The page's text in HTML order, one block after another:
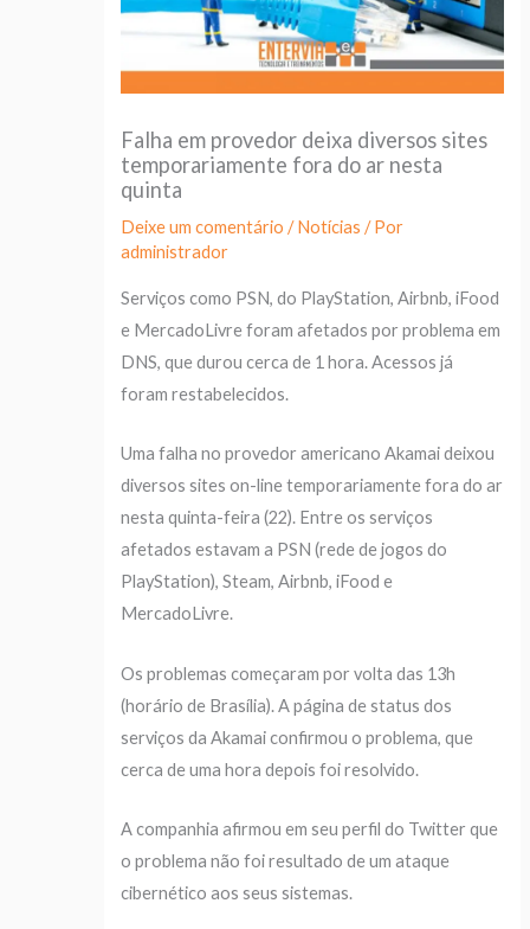
Falha em provedor deixa diversos sites
temporariamente fora do ar nesta
quinta
Deixe um comentário /Notícias / Por
administrador
Serviços como PSN, do PlayStation, Airbnb, iFood
e MercadoLivre foram afetados por problema em
DNS, que durou cerca de 1 hora. Acessos já
foram restabelecidos.
Uma falha no provedor americano Akamai deixou
diversos sites on-line temporariamente fora do ar
nesta quinta-feira (22). Entre os serviços
afetados estavam a PSN (rede de jogos do
PlayStation), Steam, Airbnb, iFood e
MercadoLivre.
Os problemas começaram por volta das 13h
(horário de Brasília). A página de status dos
serviços da Akamai confirmou o problema, que
cerca de uma hora depois foi resolvido.
A companhia afirmou em seu perfil do Twitter que
o problema não foi resultado de um ataque
cibernético aos seus sistemas.